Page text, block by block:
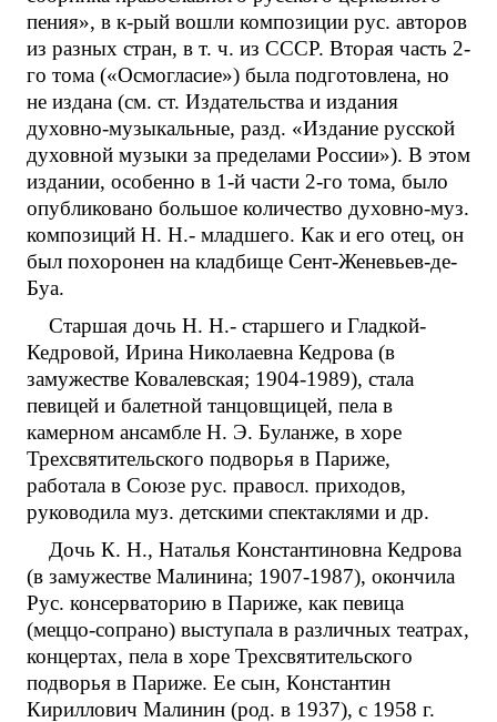
пения», в к-рый вошли композиции рус. авторов
из разных стран, в т. ч. из СССР. Вторая часть 2-
го тома («Осмогласие») была подготовлена, но
не издана (см. ст. Издательства и издания
духовно-музыкальные, разд. «Издание русской
духовной музыки за пределами России»). В этом
издании, особенно в 1-й части 2-го тома, было
опубликовано большое количество духовно-муз.
композиций Н. Н.- младшего. Как и его отец, он
был похоронен на кладбище Сент-Женевьев-де-
Буа.
Старшая дочь Н. Н.- старшего и Гладкой-
Кедровой, Ирина Николаевна Кедрова (в
замужестве Ковалевская; 1904-1989), стала
певицей и балетной танцовщицей, пела в
камерном ансамбле Н. Э. Буланже, в хоре
Трехсвятительского подворья в Париже,
работала в Союзе рус. правосл. приходов,
руководила муз. детскими спектаклями и др.
Дочь К. Н., Наталья Константиновна Кедрова
(в замужестве Малинина; 1907-1987), окончила
Рус. консерваторию в Париже, как певица
(меццо-сопрано) выступала в различных театрах,
концертах, пела в хоре Трехсвятительского
подворья в Париже. Ее сын, Константин
Кириллович Малинин (род. в 1937), с 1958 г.